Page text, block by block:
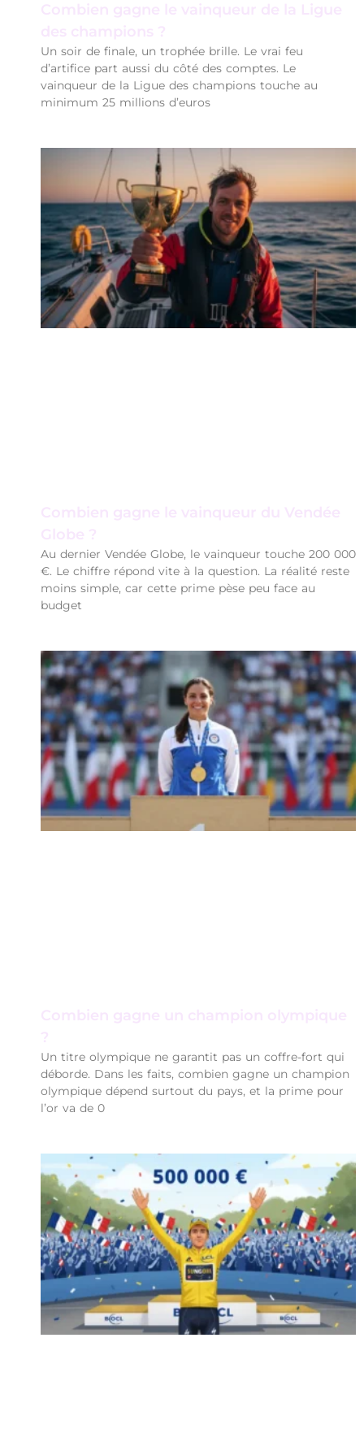
Combien gagne le vainqueur de la Ligue
des champions ?
Un soir de finale, un trophée brille. Le vrai feu
d’artifice part aussi du côté des comptes. Le
vainqueur de la Ligue des champions touche au
minimum 25 millions d’euros
Combien gagne le vainqueur du Vendée
Globe ?
Au dernier Vendée Globe, le vainqueur touche 200 000
€. Le chiffre répond vite à la question. La réalité reste
moins simple, car cette prime pèse peu face au
budget
Combien gagne un champion olympique
?
Un titre olympique ne garantit pas un coffre-fort qui
déborde. Dans les faits, combien gagne un champion
olympique dépend surtout du pays, et la prime pour
l’or va de 0